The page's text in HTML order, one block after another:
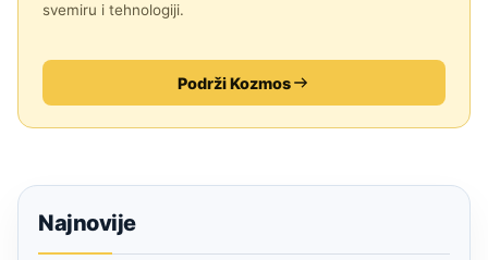
svemiru i tehnologiji.
Podrži Kozmos
Najnovije